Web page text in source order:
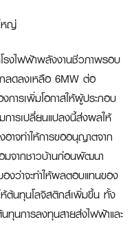
หญ่
รงไฟฟ้าพลังงานชีวภาพรอบ
กลดลงเหลือ 6MW ต่อ
การเพิ่มโอกาสให้ผู้ประกอบ
การเปลี่ยนแปลงนี้ส่งผลให้
าจทำให้การขออนุญาตจาก
มจากชาวบ้านก่อนพัฒนา
งว่าจะทำให้ผลตอบแทนของ
ห้ต้นทุนโลจิสติกส์เพิ่มขึ้น ทั้ง
นการลงทุนสายส่งไฟฟ้าและ